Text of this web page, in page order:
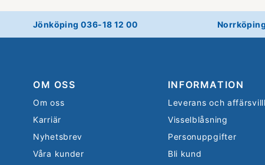
Jönköping 036-18 12 00
OM OSS
Om oss
Karriär
Nyhetsbrev
Våra kunder
INFORMATION
Leverans och
Visselblåsning
Personuppgifter
Bli kund